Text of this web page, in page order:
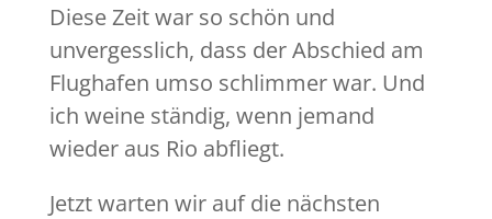
Diese Zeit war so schön und
unvergesslich, dass der Abschied am
Flughafen umso schlimmer war. Und
ich weine ständig, wenn jemand
wieder aus Rio abfliegt.
Jetzt warten wir auf die nächsten